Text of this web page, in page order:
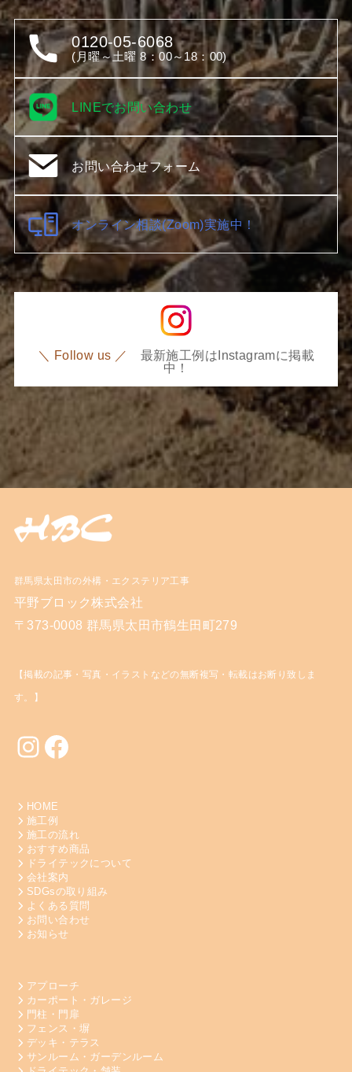
0120-05-6068
(月曜～土曜 8：00～18：00)
LINEでお問い合わせ
お問い合わせフォーム
オンライン相談(Zoom)実施中！
＼ Follow us ／
最新施工例はInstagramに掲載
中！
群馬県太田市の外構・エクステリア工事
平野ブロック株式会社
〒373-0008 群馬県太田市鶴生田町279
【掲載の記事・写真・イラストなどの無断複写・転載はお断り致しま
す。】
Instagram Facebook
HOME
施工例
施工の流れ
おすすめ商品
ドライテックについて
会社案内
SDGsの取り組み
よくある質問
お問い合わせ
お知らせ
アプローチ
カーポート・ガレージ
門柱・門扉
フェンス・塀
デッキ・テラス
サンルーム・ガーデンルーム